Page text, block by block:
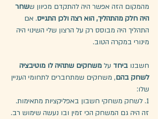
מהמקום הזה אפשר היה להתקדם מכיוון ששחר
היה חלק מהתהליך, הוא רצה ולכן התגייס. אם
התהליך היה מבוסס רק על הרצון שלי השינוי היה
מינורי במקרה הטוב.
חשבנו ביחד על משחקים שתהיה לו מוטיבציה
לשחק בהם, משחקים שמתחברים לתחומי העניין
שלו:
1. לשחק משחקי חשבון באפליקציות מתאימות.
זה היה גם המשחק הכי זמין ובו נעשה שימוש רב.